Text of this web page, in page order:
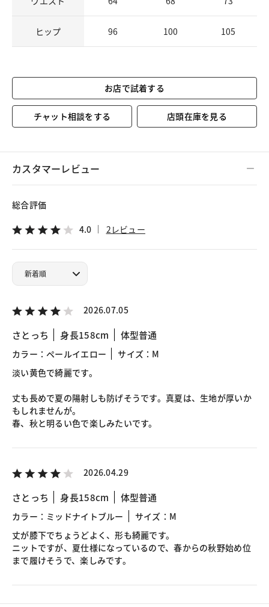
ヒップ 96 100 105
お店で試着する
チャット相談をする 店頭在庫を見る
カスタマーレビュー
総合評価
4.0 2レビュー
2026.07.05
さとっち 身長158cm 体型普通
カラー：ペールイエロー
サイズ：M
淡い黄色で綺麗です。
丈も長めで夏の陽射しも防げそうです。真夏は、生地が厚いか
もしれませんが。
春、秋と明るい色で楽しみたいです。
2026.04.29
さとっち 身長158cm 体型普通
カラー：ミッドナイトブルー
サイズ：M
丈が膝下でちょうどよく、形も綺麗です。
ニットですが、夏仕様になっているので、春からの秋野始め位
まで履けそうで、楽しみです。